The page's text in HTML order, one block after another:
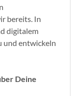
bereits. In
digitalem
und entwickeln
Deine